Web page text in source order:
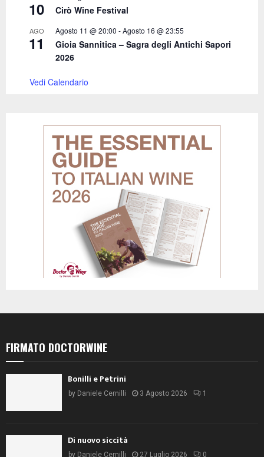
10 Cirò Wine Festival
AGO
11
Agosto 11 @ 20:00 -Agosto 16 @ 23:55
Gioia Sannitica – Sagra degli Antichi Sapori
2026
Vedi Calendario
FIRMATO DOCTORWINE
Bonilli e Petrini
by Daniele Cernilli 3 Agosto 2026 1
Di nuovo siccità
by Daniele Cernilli 27 Luglio 2026 0